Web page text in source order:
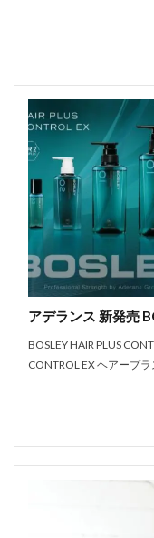
アデランス 新発売
BOSLEY HAIR PLUS
CONTROL EX ヘアープ